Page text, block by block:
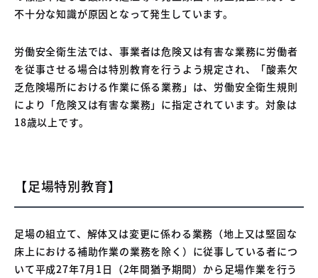
不十分な知識が原因となって発生しています。
労働安全衛生法では、事業者は危険又は有害な業務に労働者
を従事させる場合は特別教育を行うよう規定され、「酸素欠
乏危険場所における作業に係る業務」は、労働安全衛生規則
により「危険又は有害な業務」に指定されています。対象は
18歳以上です。
【足場特別教育】
足場の組立て、解体又は変更に係わる業務（地上又は堅固な
床上における補助作業の業務を除く）に従事している者につ
いて平成27年7月1日（2年間猶予期間）から足場作業を行う